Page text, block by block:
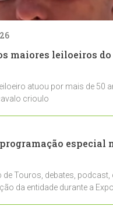
maiores leiloeiros
atuou por mais de 50
crioulo
especial
Touros, debates, podcast,
da entidade durante a